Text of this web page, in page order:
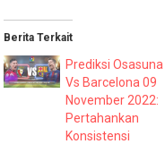
Berita Terkait
Prediksi Osasuna
Vs Barcelona 09
November 2022:
Pertahankan
Konsistensi